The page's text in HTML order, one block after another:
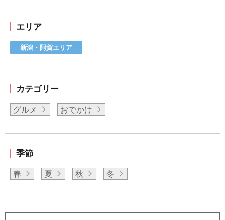
エリア
新潟・阿賀エリア
カテゴリー
グルメ おでかけ
季節
春 夏 秋 冬